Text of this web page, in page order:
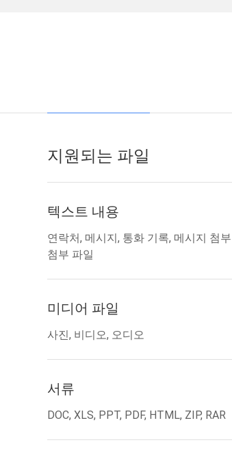
지원되는 파일
텍스트 내용
연락처, 메시지, 통화 기록, 메시지 첨
첨부 파일
미디어 파일
사진, 비디오, 오디오
서류
DOC, XLS, PPT, PDF, HTML, ZIP, RAR